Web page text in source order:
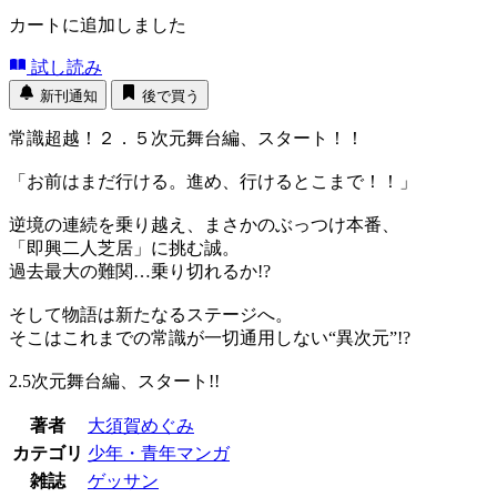
カートに追加しました
試し読み
新刊通知 後で買う
常識超越！２．５次元舞台編、スタート！！
「お前はまだ行ける。進め、行けるとこまで！！」
逆境の連続を乗り越え、まさかのぶっつけ本番、
「即興二人芝居」に挑む誠。
過去最大の難関…乗り切れるか!?
そして物語は新たなるステージへ。
そこはこれまでの常識が一切通用しない“異次元”!?
2.5次元舞台編、スタート!!
著者
大須賀めぐみ
カテゴリ 少年・青年マンガ
雑誌
ゲッサン